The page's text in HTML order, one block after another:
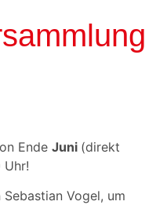
Ende Juni (direkt
Uhr!
Vogel, um